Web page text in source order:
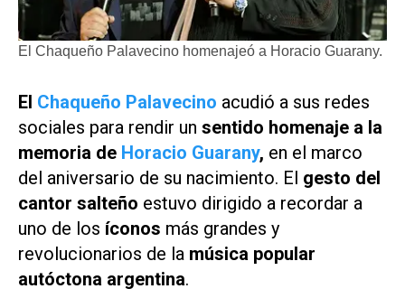
El Chaqueño Palavecino homenajeó a Horacio Guarany.
El Chaqueño Palavecino acudió a sus redes
sociales para rendir un sentido homenaje a la
memoria de Horacio Guarany, en el marco
del aniversario de su nacimiento. El gesto del
cantor salteño estuvo dirigido a recordar a
uno de los íconos más grandes y
revolucionarios de la música popular
autóctona argentina.